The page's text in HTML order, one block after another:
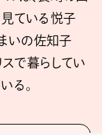
見ている悦子
まいの佐知子
スで暮らしてい
る。